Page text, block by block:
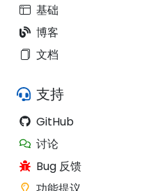
基础
博客
文档
支持
GitHub
讨论
Bug 反馈